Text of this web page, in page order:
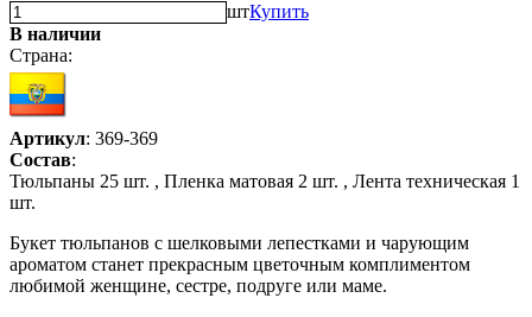
штКупить
В наличии
Страна:
Артикул: 369-369
Состав:
Тюльпаны 25 шт. , Пленка матовая 2 шт. , Лента техническая 1
шт.
Букет тюльпанов с шелковыми лепестками и чарующим
ароматом станет прекрасным цветочным комплиментом
любимой женщине, сестре, подруге или маме.